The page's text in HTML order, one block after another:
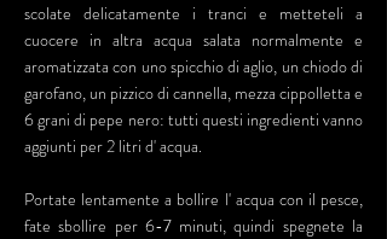
scolate delicatamente i tranci e metteteli a
cuocere in altra acqua salata normalmente e
aromatizzata con uno spicchio di aglio, un chiodo di
garofano, un pizzico di cannella, mezza cippolletta e
6 grani di pepe nero: tutti questi ingredienti vanno
aggiunti per 2 litri d' acqua.
Portate lentamente a bollire l' acqua con il pesce,
fate sbollire per 6-7 minuti, quindi spegnete la